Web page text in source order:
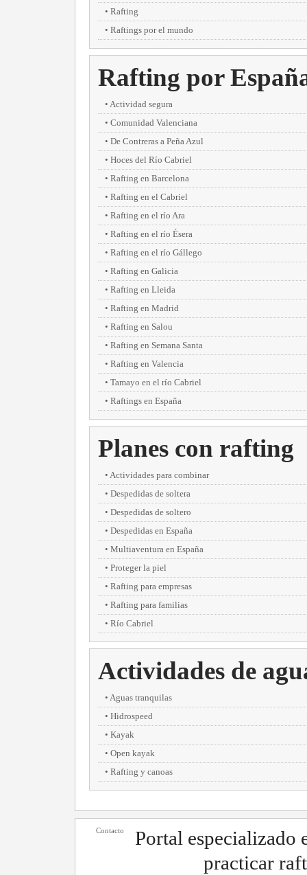
Rafting
Raftings por el mundo
Rafting por
Actividad segura
Comunidad Valenciana
De Contreras a Peña Azul
Hoces del Río Cabriel
Rafting en Barcelona
Rafting en el Cabriel
Rafting en el río Ara
Rafting en el río Ésera
Rafting en el río Gállego
Rafting en Galicia
Rafting en Lleida
Rafting en Madrid
Rafting en Salou
Rafting en Semana Santa
Rafting en Valencia
Tamayo en el río Cabriel
Raftings en España
Planes con rafting
Actividades para combinar
Despedidas de soltera
Despedidas de soltero
Despedidas en España
Multiaventura en España
Proteger la piel
Rafting para empresas
Rafting para familias
Río Cabriel
Actividades de
Aguas tranquilas
Hidrospeed
Kayak
Open kayak
Rafting y canoas
Contacto
Portal especializado
practicar